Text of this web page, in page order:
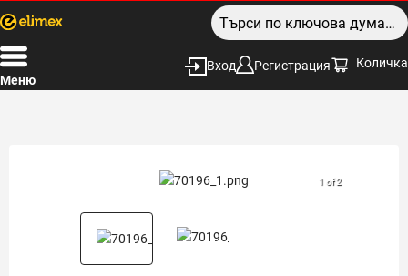
Меню
Вход Регистрация Количка
1 of 2